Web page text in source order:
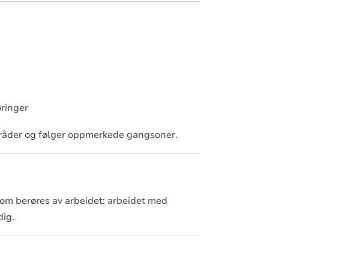
og følger oppmerkede gangsoner.
berøres av arbeidet: arbeidet med